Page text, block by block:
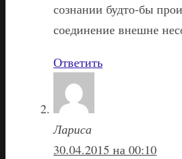
сознании будто-бы
соединение внешне
Ответить
Лариса
30.04.2015 на 00:10